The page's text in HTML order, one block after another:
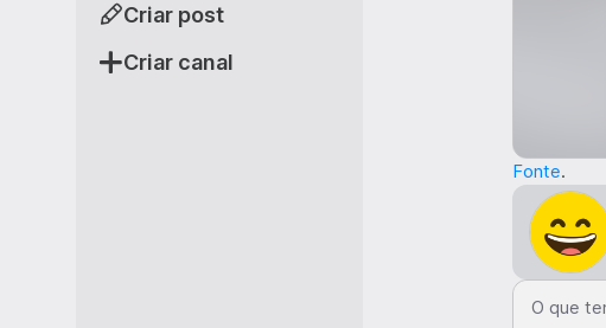
Criar canal
Criar post
Fonte.
O que